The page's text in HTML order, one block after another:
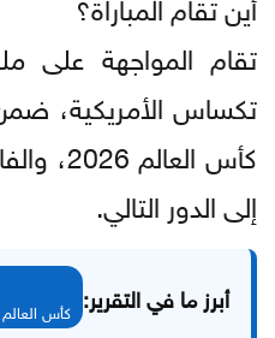
تقام المواجهة على
كأس
إلى الدور التالي.
أبرز ما في التقرير: كأس العالم 2026